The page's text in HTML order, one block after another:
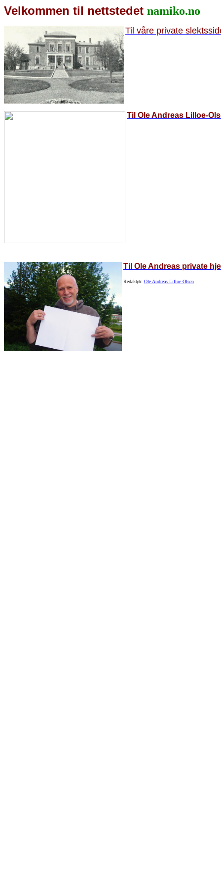
Velkommen til nettstedet namiko.no
Til våre private
Til Ole Andreas Lilloe-
Til Ole Andreas private
Redaktør: Ole Andreas Lilloe-Olsen